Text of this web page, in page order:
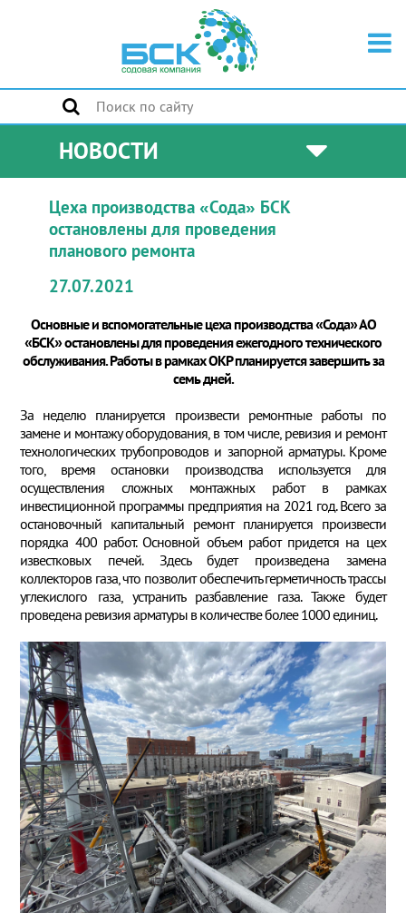
НОВОСТИ
Цеха производства «Сода» БСК
остановлены для проведения
планового ремонта
27.07.2021
Основные и вспомогательные цеха производства «Сода» АО
«БСК» остановлены для проведения ежегодного технического
обслуживания. Работы в рамках ОКР планируется завершить за
семь дней.
За неделю планируется произвести ремонтные работы по
замене и монтажу оборудования, в том числе, ревизия и ремонт
технологических трубопроводов и запорной арматуры. Кроме
того, время остановки производства используется для
осуществления сложных монтажных работ в рамках
инвестиционной программы предприятия на 2021 год. Всего за
остановочный капитальный ремонт планируется произвести
порядка 400 работ. Основной объем работ придется на цех
известковых печей. Здесь будет произведена замена
коллекторов газа, что позволит обеспечить герметичность трассы
углекислого газа, устранить разбавление газа. Также будет
проведена ревизия арматуры в количестве более 1000 единиц.